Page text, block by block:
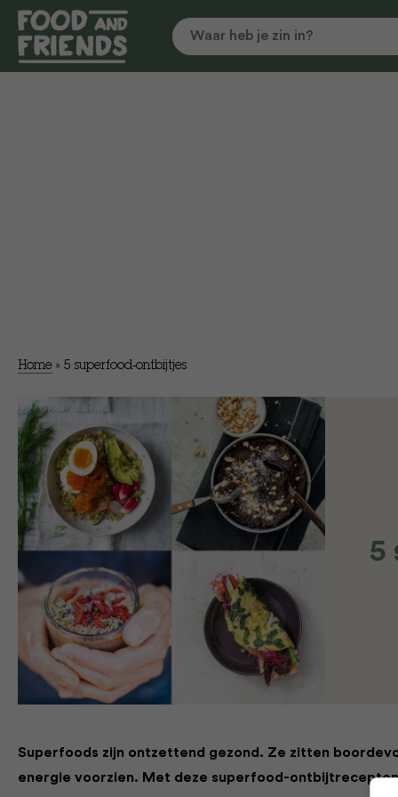
Home » 5 superfood-ontbijtjes
5
Superfoods zijn ontzettend gezond. Ze zitten
energie voorzien. Met deze superfood-